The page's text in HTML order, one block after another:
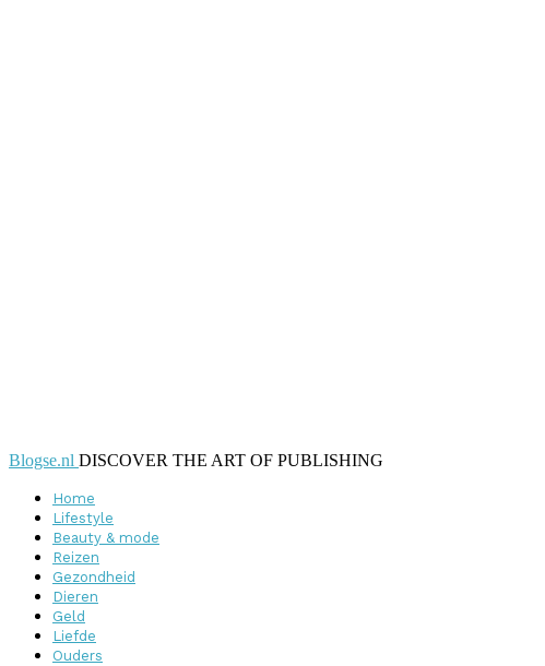
Blogse.nl DISCOVER THE ART OF PUBLISHING
Home
Lifestyle
Beauty & mode
Reizen
Gezondheid
Dieren
Geld
Liefde
Ouders